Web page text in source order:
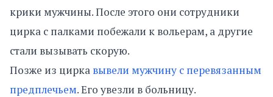
крики мужчины. После этого они сотрудники
цирка с палками побежали к вольерам, а другие
стали вызывать скорую.
Позже из цирка вывели мужчину с перевязанным
предплечьем. Его увезли в больницу.